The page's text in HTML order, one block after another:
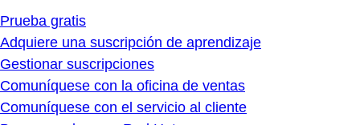
Prueba gratis
Adquiere una suscripción de aprendizaje
Gestionar suscripciones
Comuníquese con la oficina de ventas
Comuníquese con el servicio al cliente